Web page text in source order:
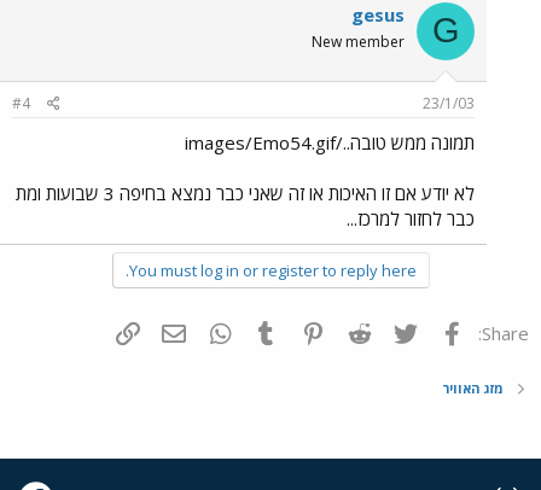
G
gesus
New member
23/1/03
#4
תמונה ממש טובה../images/Emo54.gif
לא יודע אם זו האיכות או זה שאני כבר נמצא בחיפה 3 שבועות ומת
כבר לחזור למרכז...
You must log in or register to reply here.
Share: פייסבוק Twitter
Reddit
Pinterest
Tumblr
WhatsAppדואר אלקטרוני
מזג האוויר